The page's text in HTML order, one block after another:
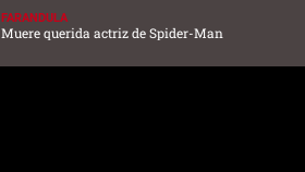
FARANDULA
Muere querida actriz de Spider-Man